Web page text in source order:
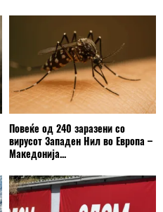
Повеќе од 240 заразени со
вирусот Западен Нил во Европа –
Македонија...